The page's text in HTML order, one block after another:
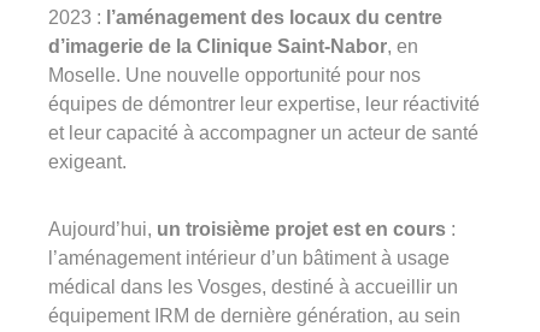
2023 : l’aménagement des locaux du centre
d’imagerie de la Clinique Saint-Nabor, en
Moselle. Une nouvelle opportunité pour nos
équipes de démontrer leur expertise, leur réactivité
et leur capacité à accompagner un acteur de santé
exigeant.
Aujourd’hui, un troisième projet est en cours :
l’aménagement intérieur d’un bâtiment à usage
médical dans les Vosges, destiné à accueillir un
équipement IRM de dernière génération, au sein